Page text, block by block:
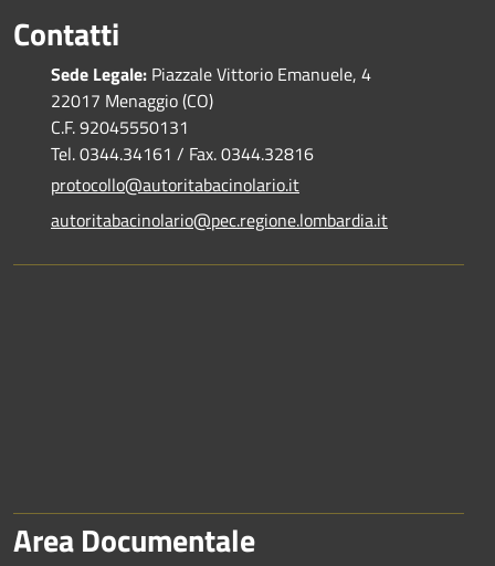
Contatti
Sede Legale: Piazzale Vittorio Emanuele, 4
22017 Menaggio (CO)
C.F. 92045550131
Tel. 0344.34161 / Fax. 0344.32816
protocollo@autoritabacinolario.it
autoritabacinolario@pec.regione.lombardia.it
Area Documentale